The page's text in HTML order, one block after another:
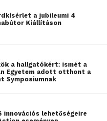
is!
a jubileumi 4
Kiállításon
a hallgatókért: ismét a
Egyetem adott otthont a
Symposiumnak
innovációs lehetőségeire